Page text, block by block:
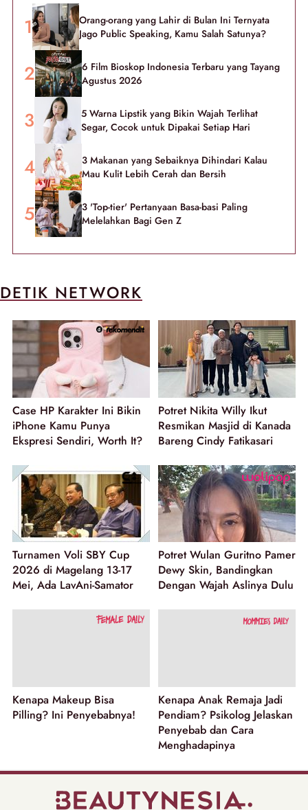
Orang-orang yang Lahir di Bulan Ini Ternyata
Jago Public Speaking, Kamu Salah Satunya?
6 Film Bioskop Indonesia Terbaru yang Tayang
Agustus 2026
5 Warna Lipstik yang Bikin Wajah Terlihat
Segar, Cocok untuk Dipakai Setiap Hari
3 Makanan yang Sebaiknya Dihindari Kalau
Mau Kulit Lebih Cerah dan Bersih
3 'Top-tier' Pertanyaan Basa-basi Paling
Melelahkan Bagi Gen Z
DETIK NETWORK
Case HP Karakter Ini Bikin
iPhone Kamu Punya
Ekspresi Sendiri, Worth It?
Potret Nikita Willy Ikut
Resmikan Masjid di Kanada
Bareng Cindy Fatikasari
Turnamen Voli SBY Cup
2026 di Magelang 13-17
Mei, Ada LavAni-Samator
Potret Wulan Guritno Pamer
Dewy Skin, Bandingkan
Dengan Wajah Aslinya Dulu
Kenapa Makeup Bisa
Pilling? Ini Penyebabnya!
Kenapa Anak Remaja Jadi
Pendiam? Psikolog Jelaskan
Penyebab dan Cara
Menghadapinya